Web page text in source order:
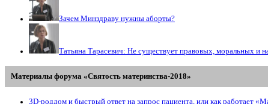
Зачем Минздраву нужны аборты?
Татьяна Тарасевич: Не существует правовых, моральных и
Материалы форума «Святость материнства-2018»
3D-роддом и быстрый ответ на запрос пациента, или как работает